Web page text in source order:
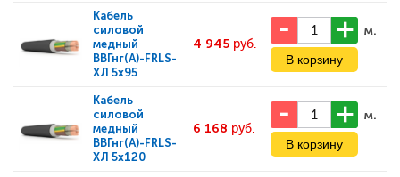
Кабель
силовой
медный
ВВГнг(А)-FRLS-
ХЛ 5x95
4 945 руб.
м.
Кабель
силовой
медный
ВВГнг(А)-FRLS-
ХЛ 5x120
6 168 руб.
м.